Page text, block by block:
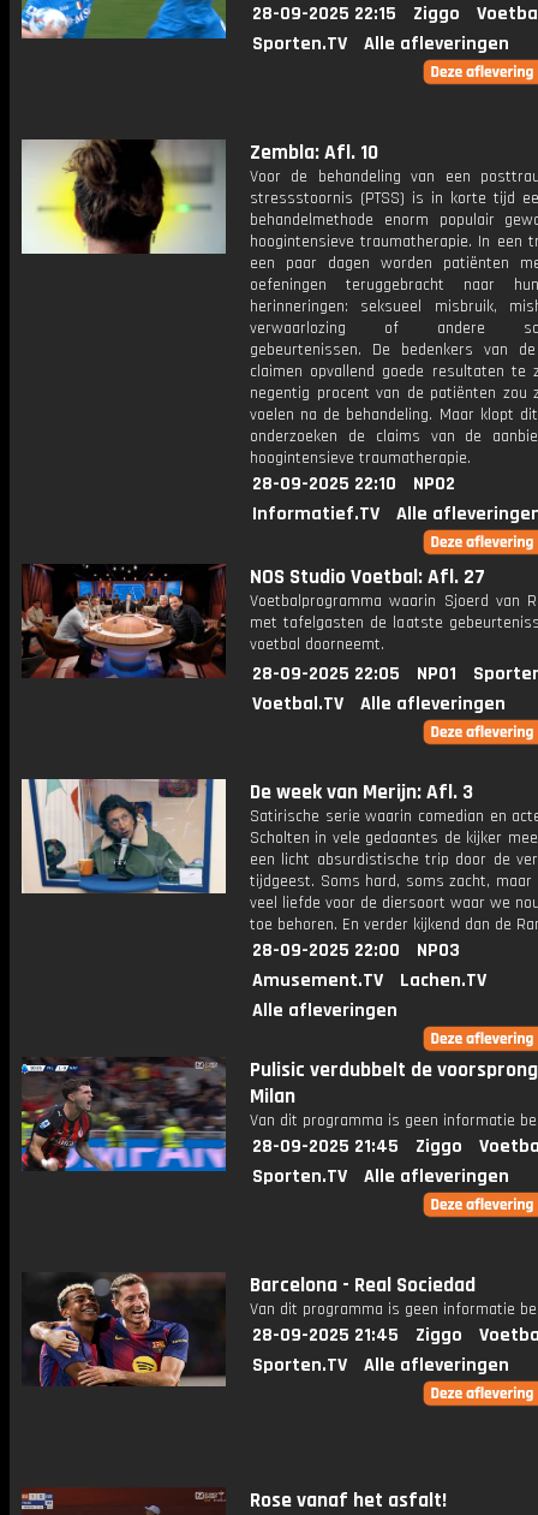
28-09-2025 22:15 Ziggo
Sporten.TV
Alle afleveringen
Zembla: Afl. 10
Voor de behandeling van een
stressstoornis (PTSS) is in korte tijd
behandelmethode enorm populair
hoogintensieve traumatherapie. In een
een paar dagen worden patiënten
oefeningen teruggebracht naar
herinneringen: seksueel misbruik,
verwaarlozing of andere
gebeurtenissen. De bedenkers van
claimen opvallend goede resultaten te
negentig procent van de patiënten zou
voelen na de behandeling. Maar klopt
onderzoeken de claims van de
hoogintensieve traumatherapie.
28-09-2025 22:10
NPO2
Informatief.TV
Alle
NOS Studio Voetbal: Afl. 27
Voetbalprogramma waarin Sjoerd van
met tafelgasten de laatste
voetbal doorneemt.
28-09-2025 22:05 NPO1
Voetbal.TV
Alle afleveringen
De week van Merijn: Afl. 3
Satirische serie waarin comedian en
Scholten in vele gedaantes de kijker
een licht absurdistische trip door de
tijdgeest. Soms hard, soms zacht,
veel liefde voor de diersoort waar we
toe behoren. En verder kijkend dan de
28-09-2025 22:00
NPO3
Amusement.TV
Lachen.TV
Alle afleveringen
Pulisic verdubbelt de
Milan
Van dit programma is geen informatie
28-09-2025 21:45 Ziggo
Sporten.TV
Alle afleveringen
Barcelona - Real Sociedad
Van dit programma is geen informatie
28-09-2025 21:45 Ziggo
Sporten.TV
Alle afleveringen
Rose vanaf het asfalt!